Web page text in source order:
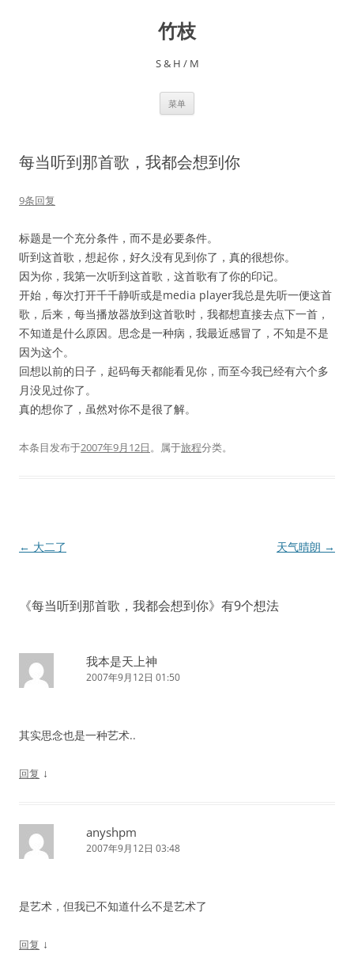
竹枝
S & H / M
菜单
每当听到那首歌，我都会想到你
9条回复
标题是一个充分条件，而不是必要条件。
听到这首歌，想起你，好久没有见到你了，真的很想你。
因为你，我第一次听到这首歌，这首歌有了你的印记。
开始，每次打开千千静听或是media player我总是先听一便这首
歌，后来，每当播放器放到这首歌时，我都想直接去点下一首，
不知道是什么原因。思念是一种病，我最近感冒了，不知是不是
因为这个。
回想以前的日子，起码每天都能看见你，而至今我已经有六个多
月没见过你了。
真的想你了，虽然对你不是很了解。
本条目发布于2007年9月12日。属于旅程分类。
文
航
← 大二了 天气晴朗 →
《每当听到那首歌，我都会想到你》有9个想法
我本是天上神
2007年9月12日 01:50
其实思念也是一种艺术..
回复 ↓
anyshpm
2007年9月12日 03:48
是艺术，但我已不知道什么不是艺术了
回复 ↓